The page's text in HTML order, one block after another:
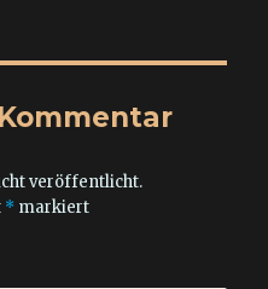
veröffentlicht.
* markiert